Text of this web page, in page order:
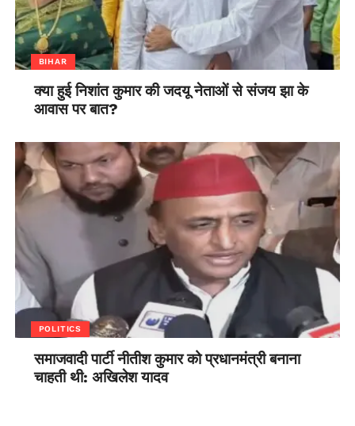
BIHAR
क्या हुई निशांत कुमार की जदयू नेताओं से संजय झा के
आवास पर बात?
POLITICS
समाजवादी पार्टी नीतीश कुमार को प्रधानमंत्री बनाना
चाहती थी: अखिलेश यादव